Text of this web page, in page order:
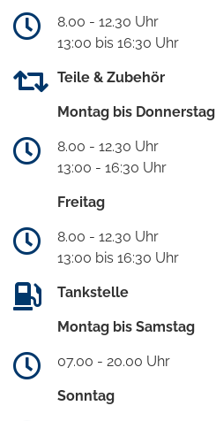
8.00 - 12.30 Uhr
13:00 bis 16:30 Uhr
Teile & Zubehör
Montag bis Donnerstag
8.00 - 12.30 Uhr
13:00 - 16:30 Uhr
Freitag
8.00 - 12.30 Uhr
13:00 bis 16:30 Uhr
Tankstelle
Montag bis Samstag
07.00 - 20.00 Uhr
Sonntag